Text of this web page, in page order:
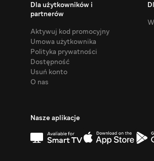
Dla użytkowników i
partnerów
Aktywuj kod promocyjny
Umowa użytkownika
Polityka prywatności
Dostępność
Usuń konto
O nas
Nasze aplikacje